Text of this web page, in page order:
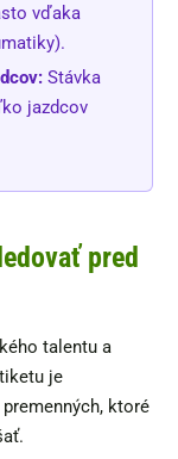
vďaka
Stávka
jazdcov
pred
talentu a
je
ktoré